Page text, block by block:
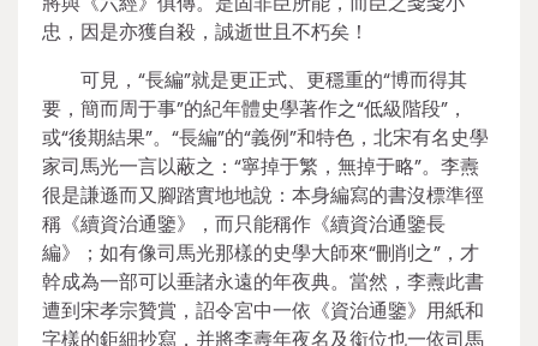
忠，因是亦獲自殺，誠逝世且不朽矣！
可見，“長編”就是更正式、更穩重的“博而得其
要，簡而周于事”的紀年體史學著作之“低級階段”，
或“後期結果”。“長編”的“義例”和特色，北宋有名史學
家司馬光一言以蔽之：“寧掉于繁，無掉于略”。李燾
很是謙遜而又腳踏實地地說：本身編寫的書沒標準徑
稱《續資治通鑒》，而只能稱作《續資治通鑒長
編》；如有像司馬光那樣的史學大師來“刪削之”，才
幹成為一部可以垂諸永遠的年夜典。當然，李燾此書
遭到宋孝宗贊賞，詔令宮中一依《資治通鑒》用紙和
字樣的鉅細抄寫，并將李燾年夜名及銜位也一依司馬